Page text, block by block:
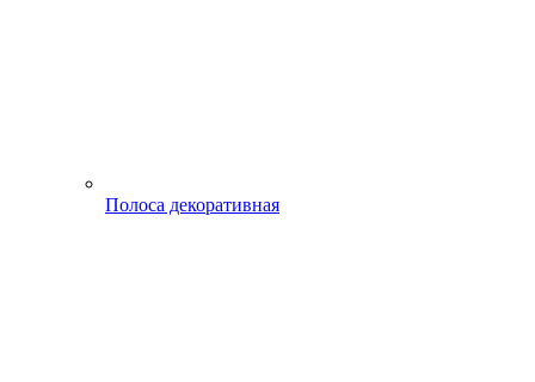
Полоса декоративная